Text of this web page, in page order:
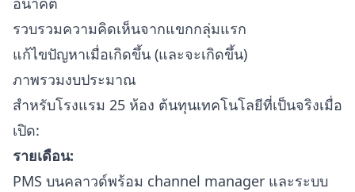
รวบรวมความคิดเห็นจากแขกกลุ่มแรก
แก้ไขปัญหาเมื่อเกิดขึ้น (และจะเกิดขึ้น)
ภาพรวมงบประมาณ
สำหรับโรงแรม 25 ห้อง ต้นทุนเทคโนโลยีที่เป็นจริงเมื่อ
เปิด:
รายเดือน:
PMS บนคลาวด์พร้อม channel manager และระบบ